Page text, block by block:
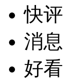
快评
消息
好看